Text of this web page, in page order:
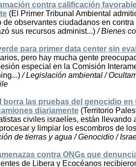
contra calificación
(El Primer Tribunal Ambiental
de observantes ciudadanos en
sus recursos administ...)/ Bienes
para primer data center sin
pero hay mucha gente
especial en la Comisión
/ Legislación ambiental /
borra las pruebas del genocidio
diariamente (Territorio
civiles israelíes, están
y limpiar los escombros de
de tierras y agua / Genocidio /
contra ONGs que
de Libera y Ecocéanos